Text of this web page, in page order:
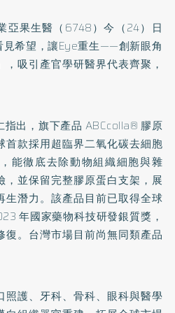
亞果生醫（6748）今（24）日
見希望，讓Eye重生——創新眼角
吸引產官學研醫界代表齊聚，
出，旗下產品 ABCcolla® 膠原
首款採用超臨界二氧化碳去細胞
能徹底去除動物組織細胞與雜
，並保留完整膠原蛋白支架，展
生潛力。該產品目前已取得全球
年國家藥物科技研發銀質獎，
復。台灣市場目前尚無同類產品
照護、牙科、骨科、眼科與醫學